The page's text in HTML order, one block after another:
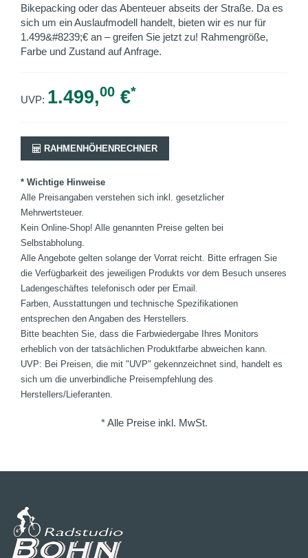
Bikepacking oder das Abenteuer abseits der Straße. Da es
sich um ein Auslaufmodell handelt, bieten wir es nur für
1.499&#8239;€ an – greifen Sie jetzt zu! Rahmengröße,
Farbe und Zustand auf Anfrage.
UVP: 1.499,00 €*
RAHMENHÖHENRECHNER
* Wichtige Hinweise
Alle Preisangaben verstehen sich inkl. gesetzlicher
Mehrwertsteuer.
Kein Online-Shop! Alle genannten Preise gelten bei
Selbstabholung.
Alle Angebote gelten solange der Vorrat reicht. Bitte erfragen Sie
die Verfügbarkeit des jeweiligen Produkts vor dem Besuch unseres
Ladengeschäftes telefonisch oder per Email.
Farben, Ausstattungen und technische Spezifikationen
entsprechen den Angaben des Herstellers.
Bitte beachten Sie, dass die Farbwiedergabe Ihres Monitors
erheblich von der tatsächlichen Produktfarbe abweichen kann.
UVP: Bei Preisen, die mit "UVP" gekennzeichnet sind, handelt es
sich um die unverbindliche Preisempfehlung des
Herstellers/Lieferanten.
* Alle Preise inkl. MwSt.